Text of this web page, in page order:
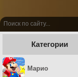
Категории
Марио